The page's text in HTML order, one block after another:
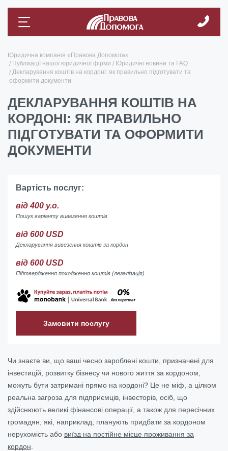
Юридична компанія «Правова Допомога»
Публікації нашої юридичної фірми
Юридичні новини та FAQ
Декларування коштів на кордоні: як правильно підготувати та
оформити документи
ДЕКЛАРУВАННЯ КОШТІВ НА
КОРДОНІ: ЯК ПРАВИЛЬНО
ПІДГОТУВАТИ ТА ОФОРМИТИ
ДОКУМЕНТИ
Вартість послуг:
від 400 у.о.
Пошук варіанту вивезення коштів
від 600 USD
Декларування вивезення коштів за кордон
від 600 USD
Підтвердження походження коштів (легалізація)
Замовити послугу
Чи знаєте ви, що ваші чесно зароблені кошти, призначені для
інвестицій, розвитку бізнесу чи нового життя за кордоном,
можуть бути затримані прямо на кордоні? Це не міф, а цілком
реальна загроза для підприємців, інвесторів, осіб, що
здійснюють великі фінансові операції, а також для пересічних
громадян, які, наприклад, планують придбати за кордоном
нерухомість або виїзд на постійне місце проживання за
кордон